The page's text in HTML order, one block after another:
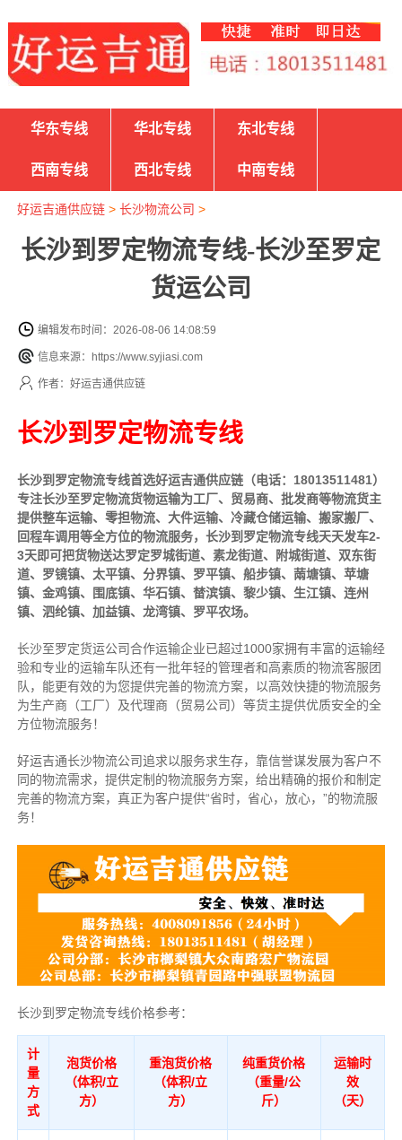
华东专线 华北专线 东北专线
西南专线 西北专线 中南专线
好运吉通供应链> 长沙物流公司 >
长沙到罗定物流专线-长沙至罗定
货运公司
编辑发布时间：2026-08-06 14:08:59
信息来源：https://www.syjiasi.com
作者：好运吉通供应链
长沙到罗定物流专线
长沙到罗定物流专线首选好运吉通供应链（电话：18013511481）
专注长沙至罗定物流货物运输为工厂、贸易商、批发商等物流货主
提供整车运输、零担物流、大件运输、冷藏仓储运输、搬家搬厂、
回程车调用等全方位的物流服务，长沙到罗定物流专线天天发车2-
3天即可把货物送达罗定罗城街道、素龙街道、附城街道、双东街
道、罗镜镇、太平镇、分界镇、罗平镇、船步镇、䓣塘镇、苹塘
镇、金鸡镇、围底镇、华石镇、榃滨镇、黎少镇、生江镇、连州
镇、泗纶镇、加益镇、龙湾镇、罗平农场。
长沙至罗定货运公司合作运输企业已超过1000家拥有丰富的运输经
验和专业的运输车队还有一批年轻的管理者和高素质的物流客服团
队，能更有效的为您提供完善的物流方案，以高效快捷的物流服务
为生产商（工厂）及代理商（贸易公司）等货主提供优质安全的全
方位物流服务！
好运吉通长沙物流公司追求以服务求生存，靠信誉谋发展为客户不
同的物流需求，提供定制的物流服务方案，给出精确的报价和制定
完善的物流方案，真正为客户提供“省时，省心，放心，”的物流服
务！
长沙到罗定物流专线价格参考：
计
量
方
式
泡货价格
（体积/立
方）
重泡货价格
（体积/立
方）
纯重货价格
（重量/公
斤）
运输时
效
（天）